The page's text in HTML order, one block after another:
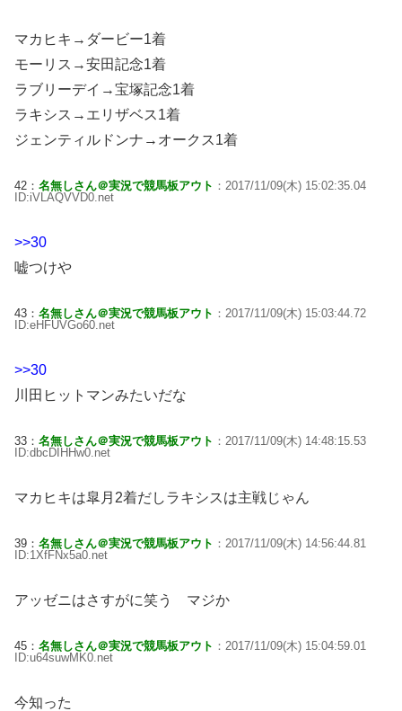
マカヒキ→ダービー1着
モーリス→安田記念1着
ラブリーデイ→宝塚記念1着
ラキシス→エリザベス1着
ジェンティルドンナ→オークス1着
42： 名無しさん＠実況で競馬板アウト ：2017/11/09(木) 15:02:35.04
ID:iVLAQVVD0.net
>>30
嘘つけや
43： 名無しさん＠実況で競馬板アウト ：2017/11/09(木) 15:03:44.72
ID:eHFUVGo60.net
>>30
川田ヒットマンみたいだな
33： 名無しさん＠実況で競馬板アウト ：2017/11/09(木) 14:48:15.53
ID:dbcDIHHw0.net
マカヒキは皐月2着だしラキシスは主戦じゃん
39： 名無しさん＠実況で競馬板アウト ：2017/11/09(木) 14:56:44.81
ID:1XfFNx5a0.net
アッゼニはさすがに笑う マジか
45： 名無しさん＠実況で競馬板アウト ：2017/11/09(木) 15:04:59.01
ID:u64suwMK0.net
今知った